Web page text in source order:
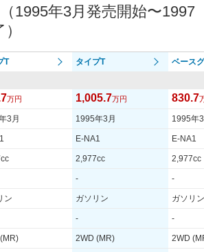
- -
215/45ZR16 215/
- -
- -
1995年3月発売開始〜1997
T タイプT ベース
万円 1,005.7万円 830.7
3月 1995年3月 1995年
E-NA1 E-NA1
2,977cc 2,977cc
- -
ン ガソリン ガソリン
- -
2WD (MR) 2WD